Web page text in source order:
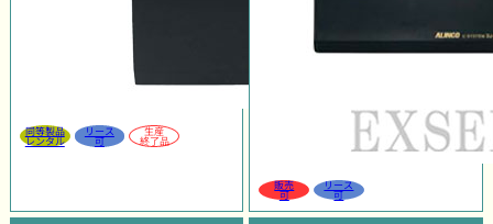
同等製品
レンタル
リース
可
生産
終了品
販売
可
リース
可